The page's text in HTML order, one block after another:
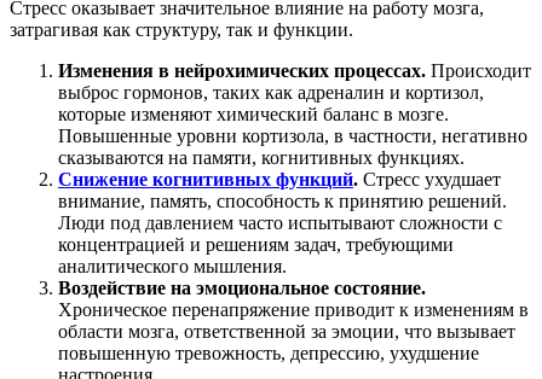
Стресс оказывает значительное влияние на работу мозга,
затрагивая как структуру, так и функции.
Изменения в нейрохимических процессах. Происходит
выброс гормонов, таких как адреналин и кортизол,
которые изменяют химический баланс в мозге.
Повышенные уровни кортизола, в частности, негативно
сказываются на памяти, когнитивных функциях.
Снижение когнитивных функций. Стресс ухудшает
внимание, память, способность к принятию решений.
Люди под давлением часто испытывают сложности с
концентрацией и решениям задач, требующими
аналитического мышления.
Воздействие на эмоциональное состояние.
Хроническое перенапряжение приводит к изменениям в
области мозга, ответственной за эмоции, что вызывает
повышенную тревожность, депрессию, ухудшение